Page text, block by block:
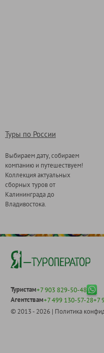
Туры по России
Выбираем дату, собираем
компанию и путешествуем!
Коллекция актуальных
сборных туров от
Калининграда до
Владивостока.
Туристам+7 903 829-50-48
Агентствам+7 499 130-57-28+7
© 2013 - 2026 | Политика